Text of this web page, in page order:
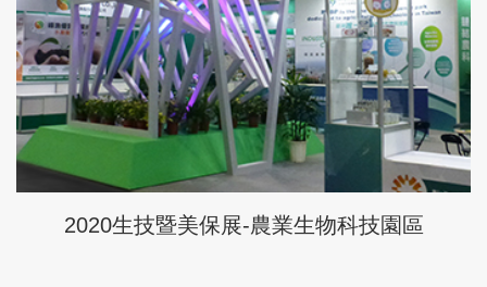
2020生技暨美保展-農業生物科技園區